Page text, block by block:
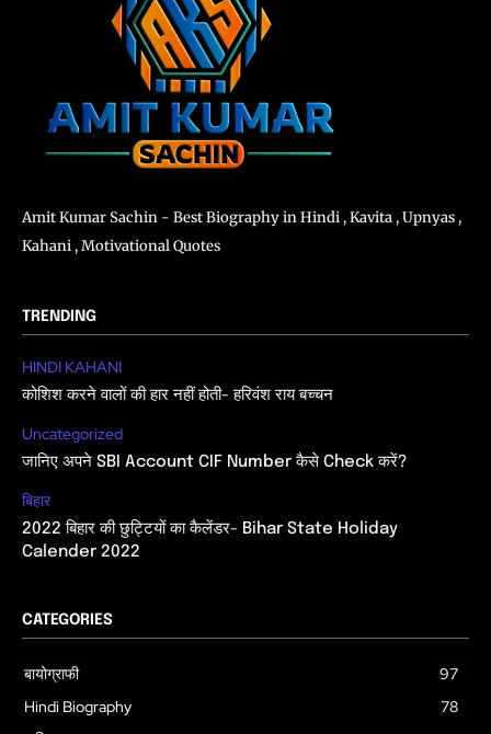
Amit Kumar Sachin - Best Biography in Hindi , Kavita , Upnyas ,
Kahani , Motivational Quotes
TRENDING
HINDI KAHANI
कोशिश करने वालों की हार नहीं होती- हरिवंश राय बच्चन
Uncategorized
जानिए अपने SBI Account CIF Number कैसे Check करें?
बिहार
2022 बिहार की छुट्टियों का कैलेंडर- Bihar State Holiday
Calender 2022
CATEGORIES
बायोग्राफी
97
Hindi Biography
78